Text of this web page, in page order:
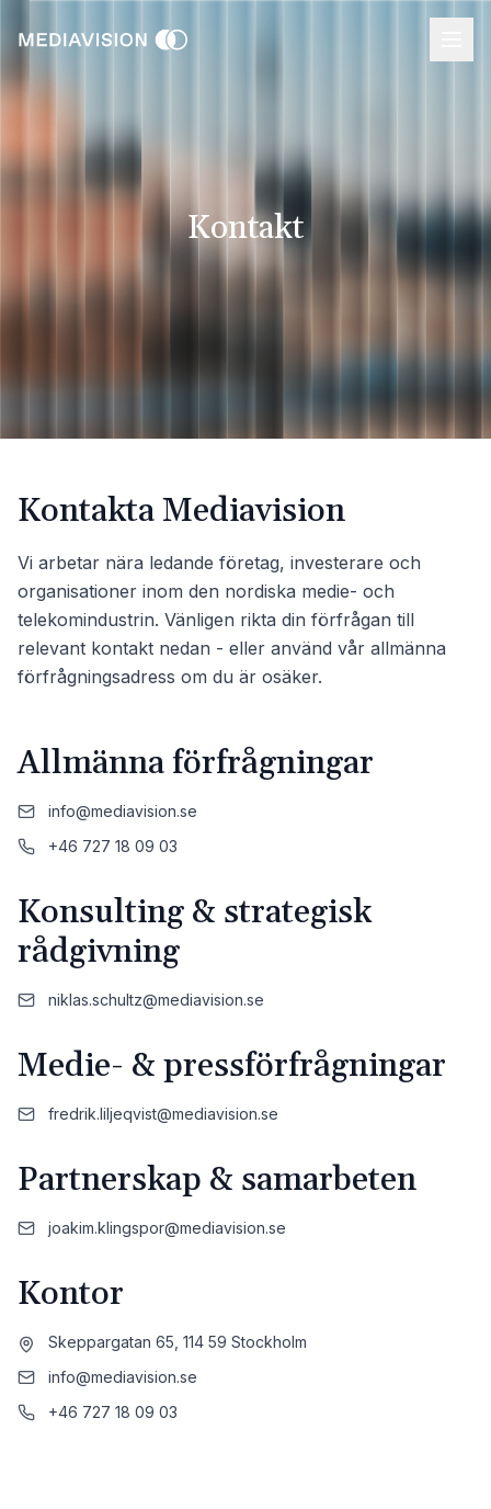
Kontakt
Kontakta Mediavision
Vi arbetar nära ledande företag, investerare och
organisationer inom den nordiska medie- och
telekomindustrin. Vänligen rikta din förfrågan till
relevant kontakt nedan - eller använd vår allmänna
förfrågningsadress om du är osäker.
Allmänna förfrågningar
info@mediavision.se
+46 727 18 09 03
Konsulting & strategisk
rådgivning
niklas.schultz@mediavision.se
Medie- & pressförfrågningar
fredrik.liljeqvist@mediavision.se
Partnerskap & samarbeten
joakim.klingspor@mediavision.se
Kontor
Skeppargatan 65, 114 59 Stockholm
info@mediavision.se
+46 727 18 09 03